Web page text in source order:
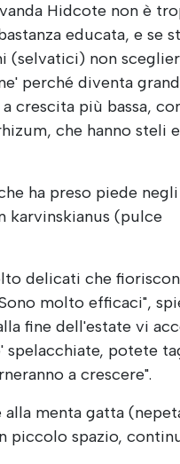
Hidcote non è
educata, e se
(selvatici) non
perché diventa
crescita più bassa,
che hanno steli
ha preso piede
karvinskianus (pulce
delicati che
molto efficaci",
fine dell'estate vi
spelacchiate, potete
a crescere".
alla menta gatta
piccolo spazio,